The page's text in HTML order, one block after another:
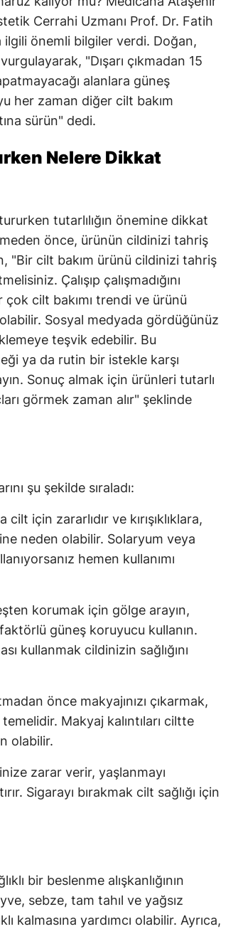
Cerrahi Uzmanı Prof. Dr. Fatih
ilgili önemli bilgiler verdi. Doğan,
"Dışarı çıkmadan 15
alanlara güneş
her zaman diğer cilt bakım
sürün" dedi.
Nelere Dikkat
tutarlılığın önemine dikkat
önce, ürünün cildinizi tahriş
"Bir cilt bakım ürünü cildinizi tahriş
Çalışıp çalışmadığını
cilt bakımı trendi ve ürünü
Sosyal medyada gördüğünüz
teşvik edebilir. Bu
ya da rutin bir istekle karşı
Sonuç almak için ürünleri tutarlı
görmek zaman alır" şeklinde
şu şekilde sıraladı:
cilt için zararlıdır ve kırışıklıklara,
neden olabilir. Solaryum veya
hemen kullanımı
korumak için gölge arayın,
güneş koruyucu kullanın.
kullanmak cildinizin sağlığını
önce makyajınızı çıkarmak,
Makyaj kalıntıları ciltte
olabilir.
zarar verir, yaşlanmayı
Sigarayı bırakmak cilt sağlığı için
bir beslenme alışkanlığının
sebze, tam tahıl ve yağsız
kalmasına yardımcı olabilir. Ayrıca,